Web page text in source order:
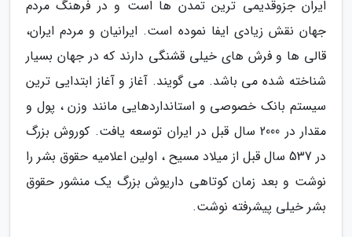
ایران جزوقدیمی ترین تمدن ها است و در فرهنگ مردم
جهان نقش زیادی ایفا نموده است. ایرانیان و مردم ایران،
قالی ها و فرش های خیلی قشنگی دارند که در جهان بسیار
شناخته شده می باشد. می گویند. آغاز و آغاز ابتدایی ترین
سیستم بانک خصوصی و استانداردهایی مانند وزن ، پول و
مقدار در 2000 سال قبل در ایران توسعه یافت. کوروش بزرگ
در 537 سال قبل از میلاد مسیح ، اولین اعلامیه حقوق بشر را
نوشت و بعد زمان کوتاهی داریوش بزرگ یک منشور حقوق
بشر خیلی پیشرفته نوشت.